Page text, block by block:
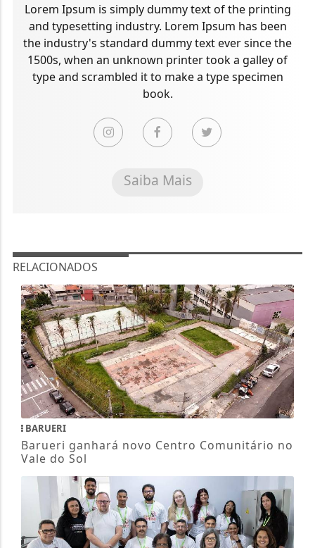
Lorem Ipsum is simply dummy text of the printing
and typesetting industry. Lorem Ipsum has been
the industry's standard dummy text ever since the
1500s, when an unknown printer took a galley of
type and scrambled it to make a type specimen
book.
Saiba Mais
RELACIONADOS
BARUERI
Barueri ganhará novo Centro Comunitário no
Vale do Sol